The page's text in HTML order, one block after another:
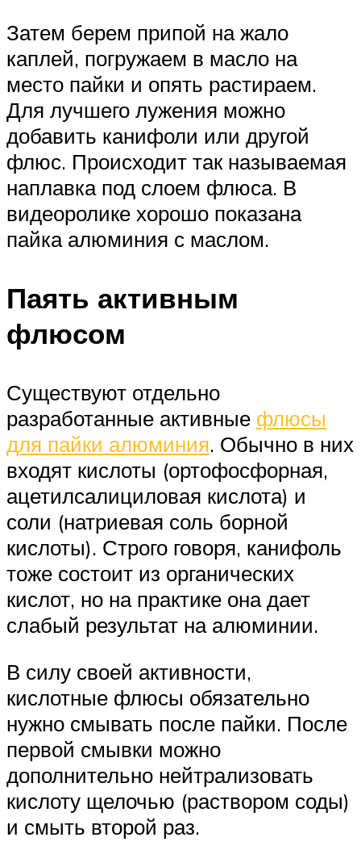
Затем берем припой на жало
каплей, погружаем в масло на
место пайки и опять растираем.
Для лучшего лужения можно
добавить канифоли или другой
флюс. Происходит так называемая
наплавка под слоем флюса. В
видеоролике хорошо показана
пайка алюминия с маслом.
Паять активным
флюсом
Существуют отдельно
разработанные активные флюсы
для пайки алюминия. Обычно в них
входят кислоты (ортофосфорная,
ацетилсалициловая кислота) и
соли (натриевая соль борной
кислоты). Строго говоря, канифоль
тоже состоит из органических
кислот, но на практике она дает
слабый результат на алюминии.
В силу своей активности,
кислотные флюсы обязательно
нужно смывать после пайки. После
первой смывки можно
дополнительно нейтрализовать
кислоту щелочью (раствором соды)
и смыть второй раз.